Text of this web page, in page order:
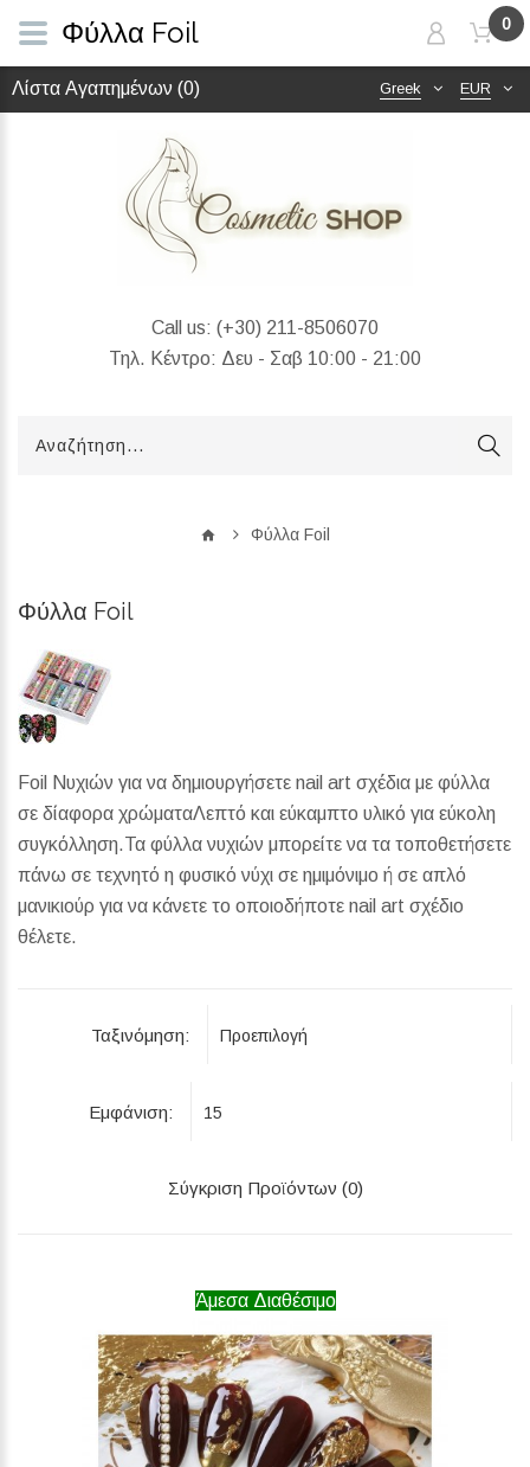
EUR
Greek
Call us: (+30) 211-8506070
Τηλ. Κέντρο: Δευ - Σαβ 10:00 - 21:00
0
Λίστα Αγαπημένων (0)
Φύλλα Foil
Φύλλα Foil
Foil Νυχιών για να δημιουργήσετε nail art σχέδια με φύλλα
σε δίαφορα χρώματαΛεπτό και εύκαμπτο υλικό για εύκολη
συγκόλληση.Τα φύλλα νυχιών μπορείτε να τα τοποθετήσετε
πάνω σε τεχνητό η φυσικό νύχι σε ημιμόνιμο ή σε απλό
μανικιούρ για να κάνετε το οποιοδήποτε nail art σχέδιο
θέλετε.
Ταξινόμηση:
Εμφάνιση:
Σύγκριση Προϊόντων (0)
Άμεσα Διαθέσιμο
Φύλλα Foil